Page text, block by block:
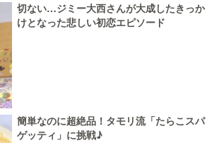
切ない…ジミー大西さんが大成したきっか
けとなった悲しい初恋エピソード
簡単なのに超絶品！タモリ流「たらこスパ
ゲッティ」に挑戦♪